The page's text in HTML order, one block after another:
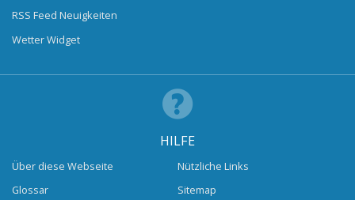
RSS Feed Neuigkeiten
Wetter Widget
HILFE
Über diese Webseite
Glossar
Nützliche Links
Sitemap